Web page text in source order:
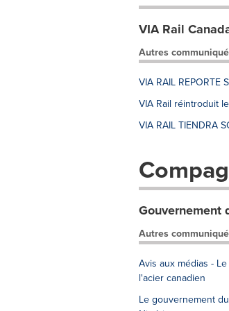
VIA Rail
Autres
VIA RAIL REPORTE
VIA Rail réintroduit
VIA RAIL TIENDRA
Gouvernement
Autres
Avis aux médias -
l'acier canadien
Le gouvernement